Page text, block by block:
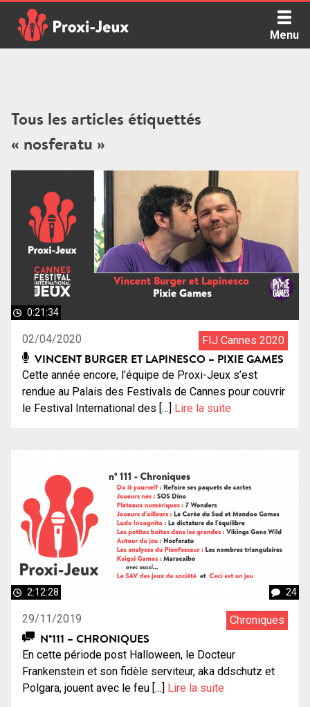
content
Menu
Tous les articles étiquettés
« nosferatu »
0:21:34
02/04/2020 FIJ Cannes 2020
VINCENT BURGER ET LAPINESCO – PIXIE GAMES
Cette année encore, l’équipe de Proxi-Jeux s’est
rendue au Palais des Festivals de Cannes pour couvrir
le Festival International des […] Lire la suite
2:12:28 24
29/11/2019 Chroniques
N°111 – CHRONIQUES
En cette période post Halloween, le Docteur
Frankenstein et son fidèle serviteur, aka ddschutz et
Polgara, jouent avec le feu […] Lire la suite